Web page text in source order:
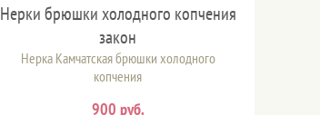
Нерки брюшки холодного копчения
закон
Нерка Камчатская брюшки холодного
копчения
900 руб.